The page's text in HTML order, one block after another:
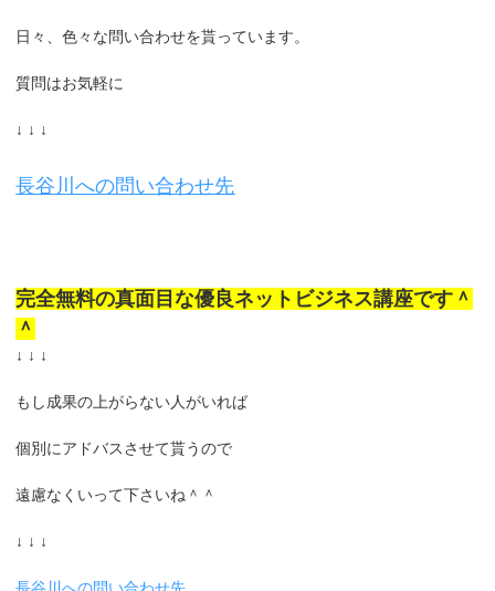
日々、色々な問い合わせを貰っています。
質問はお気軽に
↓ ↓ ↓
長谷川への問い合わせ先
完全無料の真面目な優良ネットビジネス講座です＾
＾
↓ ↓ ↓
もし成果の上がらない人がいれば
個別にアドバスさせて貰うので
遠慮なくいって下さいね＾＾
↓ ↓ ↓